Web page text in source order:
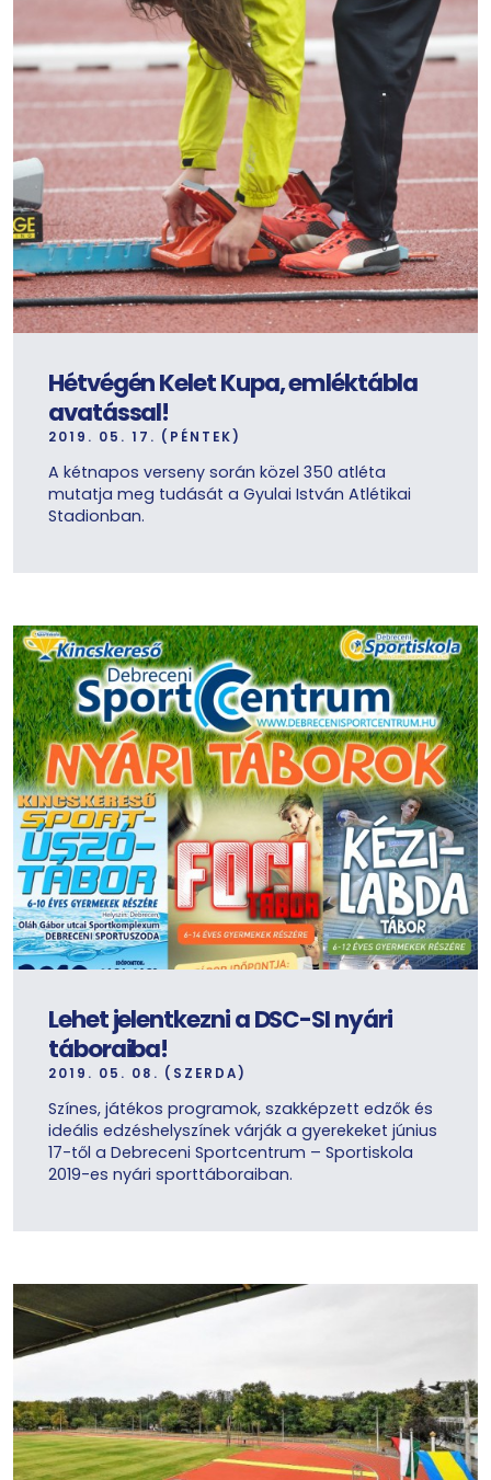
Hétvégén Kelet Kupa, emléktábla
avatással!
2019. 05. 17. (PÉNTEK)
A kétnapos verseny során közel 350 atléta
mutatja meg tudását a Gyulai István Atlétikai
Stadionban.
Lehet jelentkezni a DSC-SI nyári
táboraiba!
2019. 05. 08. (SZERDA)
Színes, játékos programok, szakképzett edzők és
ideális edzéshelyszínek várják a gyerekeket június
17-től a Debreceni Sportcentrum – Sportiskola
2019-es nyári sporttáboraiban.